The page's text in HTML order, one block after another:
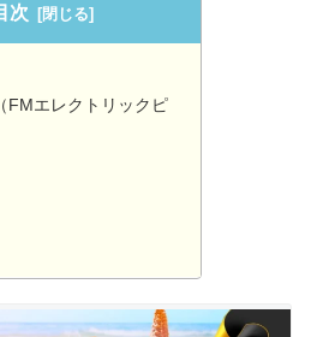
次
FMエレクトリックピ